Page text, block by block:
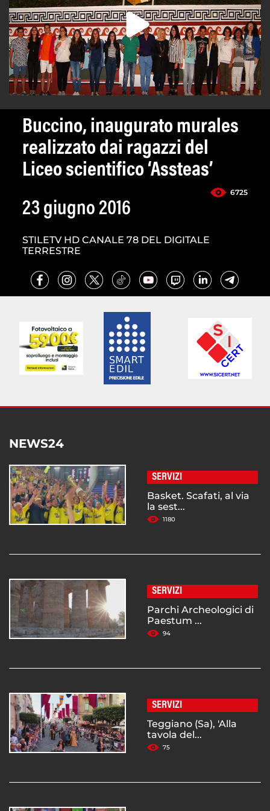
Buccino, inaugurato murales
realizzato dai ragazzi del
Liceo scientifico ‘Assteas’
6725
23 giugno 2016
STILETV HD CANALE 78 DEL DIGITALE
TERRESTRE
NEWS24
SERVIZI
Basket. Scafati, al via
la sest...
1180
SERVIZI
Parchi Archeologici di
Paestum ...
94
SERVIZI
Teggiano (Sa), 'Alla
tavola del...
75